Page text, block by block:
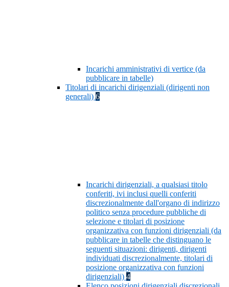
Incarichi amministrativi di vertice (da
pubblicare in tabelle)
Titolari di incarichi dirigenziali (dirigenti non
generali) 6
Incarichi dirigenziali, a qualsiasi titolo
conferiti, ivi inclusi quelli conferiti
discrezionalmente dall'organo di indirizzo
politico senza procedure pubbliche di
selezione e titolari di posizione
organizzativa con funzioni dirigenziali (da
pubblicare in tabelle che distinguano le
seguenti situazioni: dirigenti, dirigenti
individuati discrezionalmente, titolari di
posizione organizzativa con funzioni
dirigenziali) 4